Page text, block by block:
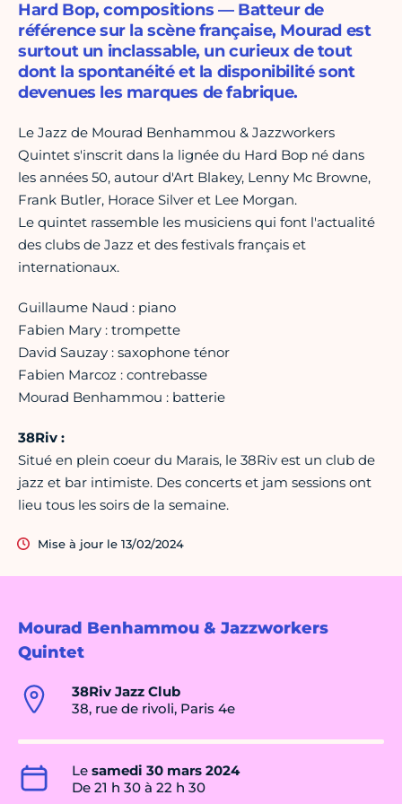
Mourad Benhammou & Jazzworkers
Quintet
38Riv Jazz Club
38, rue de rivoli, Paris 4e
Le samedi 30 mars 2024
De 21 h 30 à 22 h 30
Hard Bop, compositions — Batteur de
référence sur la scène française, Mourad est
surtout un inclassable, un curieux de tout
dont la spontanéité et la disponibilité sont
devenues les marques de fabrique.
Le Jazz de Mourad Benhammou & Jazzworkers
Quintet s'inscrit dans la lignée du Hard Bop né dans
les années 50, autour d'Art Blakey, Lenny Mc Browne,
Frank Butler, Horace Silver et Lee Morgan.
Le quintet rassemble les musiciens qui font l'actualité
des clubs de Jazz et des festivals français et
internationaux.
Guillaume Naud : piano
Fabien Mary : trompette
David Sauzay : saxophone ténor
Fabien Marcoz : contrebasse
Mourad Benhammou : batterie
38Riv :
Situé en plein coeur du Marais, le 38Riv est un club de
jazz et bar intimiste. Des concerts et jam sessions ont
lieu tous les soirs de la semaine.
Mise à jour le 13/02/2024